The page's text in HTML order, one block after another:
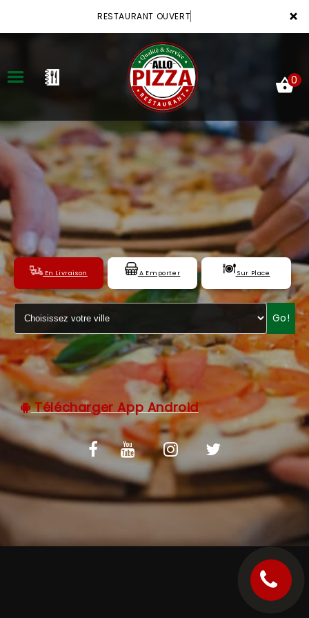
×
RESTAURANT OUVERT
ACCUEIL
LA CARTE
VOTRE COMPTE
NOTRE RESTAURANT
VOS AVIS
MENTIONS LÉGALES
C.G.V
0
En Livraison A Emporter Sur Place
Go!
Télécharger App Android